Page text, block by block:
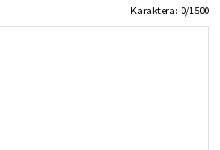
Karaktera: 0/1500